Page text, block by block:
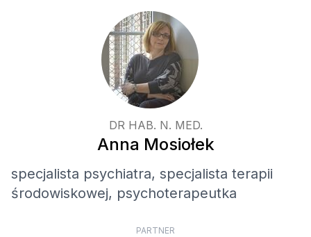
DR HAB. N. MED.
Anna Mosiołek
specjalista psychiatra, specjalista terapii
środowiskowej, psychoterapeutka
PARTNER